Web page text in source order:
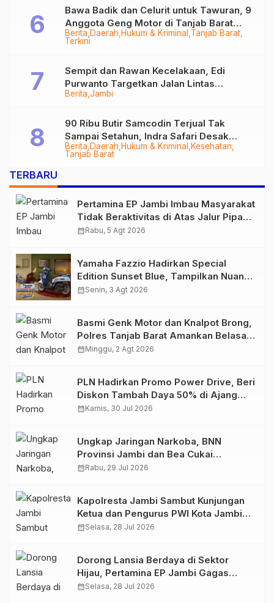
Berita Daerah Hukum & Kriminal Tanjab Barat
Terkini
Bawa Badik dan Celurit untuk Tawuran, 9
Anggota Geng Motor di Tanjab Barat
Diringkus
Berita Jambi
Sempit dan Rawan Kecelakaan, Edi
Purwanto Targetkan Jalan Lintas
Tungkal-Jambi Mulus di 2028
Berita Daerah Hukum & Kriminal
Kesehatan
Tanjab Barat
90 Ribu Butir Samcodin Terjual Tak
Sampai Setahun, Indra Safari Desak
Audit Menyeluruh
TERBARU
Pertamina EP Jambi Imbau Masyarakat
Tidak Beraktivitas di Atas Jalur Pipa
Migas Demi Keselamatan Bersama
calendar_monthRabu, 5 Agt 2026
Yamaha Fazzio Hadirkan Special
Edition Sunset Blue, Tampilkan Nuansa
Retro Summer yang Semakin Skena
calendar_monthSenin, 3 Agt 2026
Basmi Genk Motor dan Knalpot Brong,
Polres Tanjab Barat Amankan Belasan
Kendaraan
calendar_monthMinggu, 2 Agt 2026
PLN Hadirkan Promo Power Drive, Beri
Diskon Tambah Daya 50% di Ajang
GIIAS 2026
calendar_monthKamis, 30 Jul 2026
Ungkap Jaringan Narkoba, BNN
Provinsi Jambi dan Bea Cukai
Amankan Sembilan Pelaku beserta
calendar_monthRabu, 29 Jul 2026
Kapolresta Jambi Sambut Kunjungan
Ketua dan Pengurus PWI Kota Jambi
Perkuat Sinergi dan Kolaborasi
calendar_monthSelasa, 28 Jul 2026
Dorong Lansia Berdaya di Sektor
Hijau, Pertamina EP Jambi Gagas
Lansiapreneur Batik Eco-Print
calendar_monthSelasa, 28 Jul 2026